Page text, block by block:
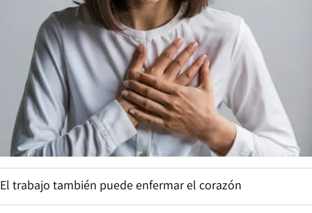
El trabajo también puede enfermar el corazón